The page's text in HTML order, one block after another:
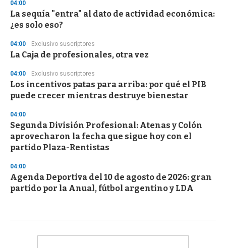
04:00
La sequía "entra" al dato de actividad económica:
¿es solo eso?
04:00 Exclusivo suscriptores
La Caja de profesionales, otra vez
04:00 Exclusivo suscriptores
Los incentivos patas para arriba: por qué el PIB
puede crecer mientras destruye bienestar
04:00
Segunda División Profesional: Atenas y Colón
aprovecharon la fecha que sigue hoy con el
partido Plaza-Rentistas
04:00
Agenda Deportiva del 10 de agosto de 2026: gran
partido por la Anual, fútbol argentino y LDA